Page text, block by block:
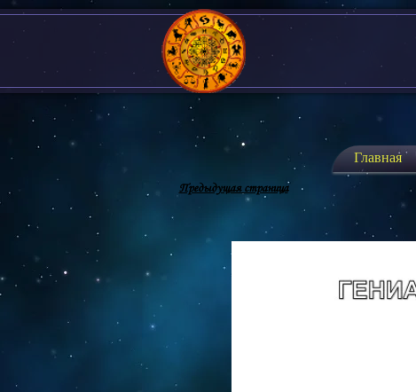
Главная
Предыдущая страница